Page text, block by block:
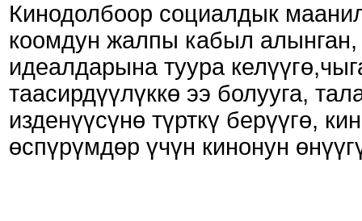
Кинодолбоор социалдык
коомдун жалпы кабыл
идеалдарына туура
таасирдүүлүккө ээ болууга,
изденүүсүнө түрткү берүүгө,
өспүрүмдөр үчүн кинонун